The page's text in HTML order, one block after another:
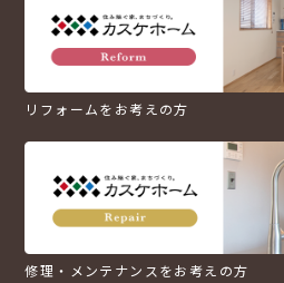
リフォームをお考えの方
修理・メンテナンスをお考えの方